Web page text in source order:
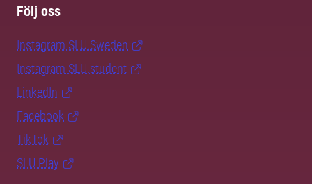
Följ oss
Instagram SLU.Sweden
Instagram SLU.student
LinkedIn
Facebook
TikTok
SLU Play